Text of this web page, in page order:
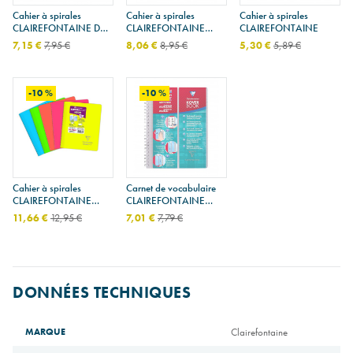
Cahier à spirales
CLAIREFONTAINE DOT
BOOK A4+ - points
7,15 €7,95 €
Cahier à spirales
CLAIREFONTAINE
STUDIUM A4+ -
quadrillé 5 x 5 mm
8,06 €8,95 €
Cahier à spirales
CLAIREFONTAINE
5,30 €5,89 €
-10 %
Cahier à spirales
CLAIREFONTAINE
KOVERBOOK NEON
11,66 €12,95 €
-10 %
Carnet de vocabulaire
CLAIREFONTAINE
KOVER BOOK A5
7,01 €7,79 €
DONNÉES TECHNIQUES
MARQUE Clairefontaine